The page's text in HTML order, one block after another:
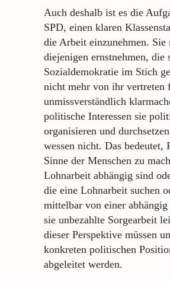
Auch deshalb ist es die
SPD, einen klaren
die Arbeit einzunehmen. Sie
diejenigen ernstnehmen, die
Sozialdemokratie im Stich
nicht mehr von ihr vertreten
unmissverständlich
politische Interessen sie
organisieren und
wessen nicht. Das bedeutet,
Sinne der Menschen zu
Lohnarbeit abhängig sind
die eine Lohnarbeit suchen
mittelbar von einer
sie unbezahlte Sorgearbeit
dieser Perspektive müssen
konkreten politischen
abgeleitet werden.